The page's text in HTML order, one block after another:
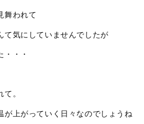
舞われて
て気にしていませんでしたが
・・・
。
が上がっていく日々なのでしょうね